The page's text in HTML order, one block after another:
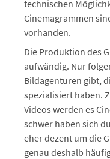
technischen
Cinemagrammen
vorhanden.
Die Produktion des
aufwändig. Nur
Bildagenturen gibt,
spezialisiert haben.
Videos werden es
schwer haben sich
eher dezent um die
genau deshalb